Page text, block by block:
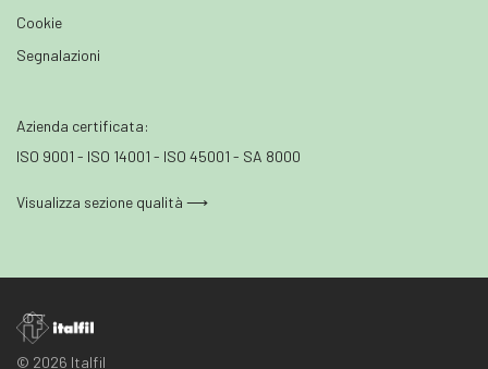
Cookie
Segnalazioni
Azienda certificata:
ISO 9001 - ISO 14001 - ISO 45001 - SA 8000
Visualizza sezione qualità ⟶
© 2026 Italfil